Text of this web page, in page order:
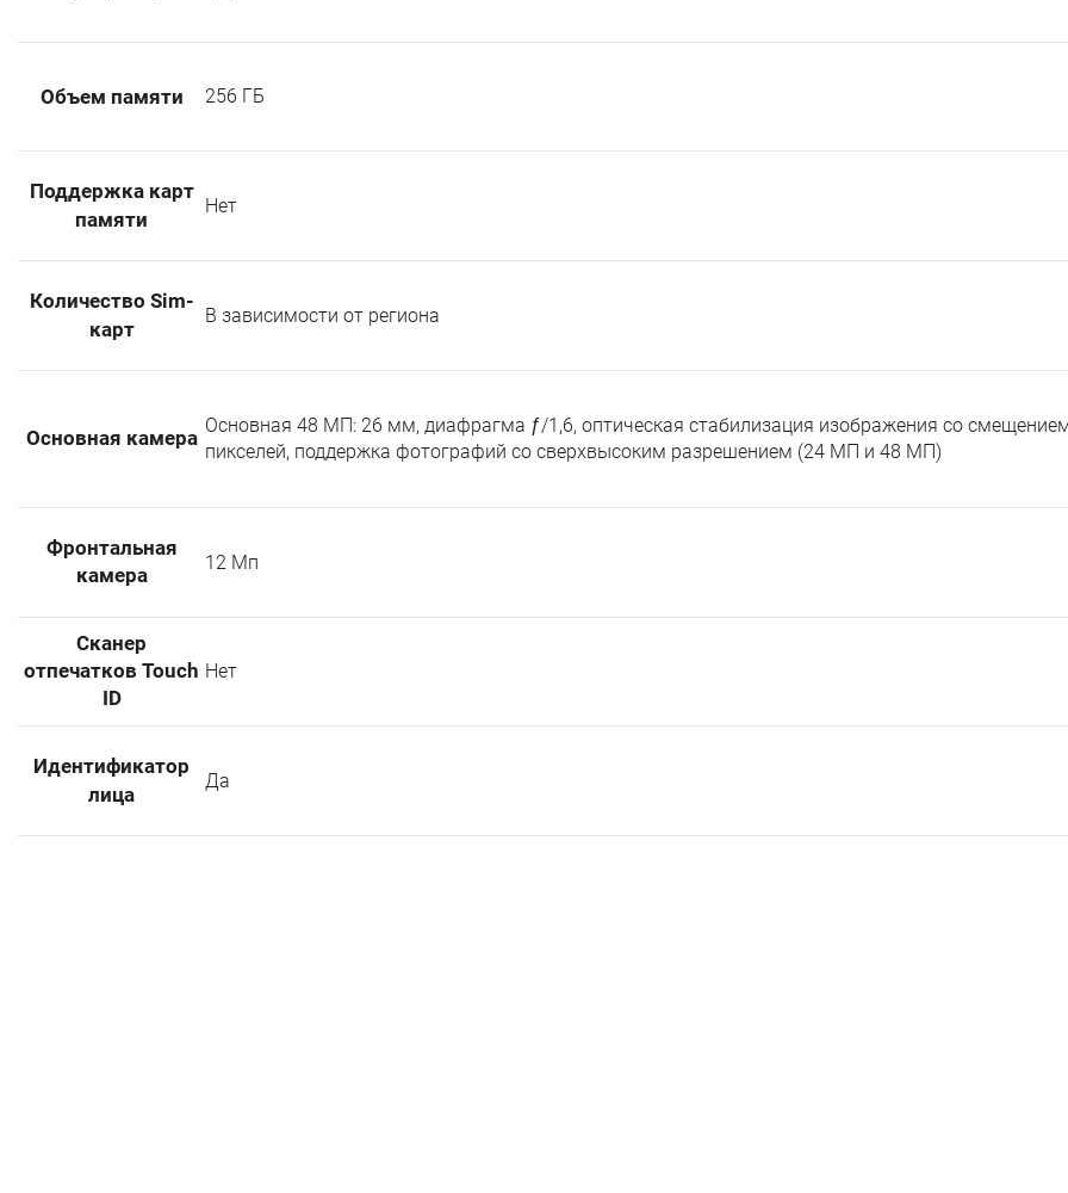
Объем памяти 256 ГБ
Поддержка карт
памяти
Нет
Количество Sim-
карт
В зависимости от региона
Основная камера
Основная 48 МП: 26 мм, диафрагма ƒ/1,6, оптическая стабилизация изображения со
пикселей, поддержка фотографий со сверхвысоким разрешением (24 МП и 48 МП)
Фронтальная
камера
12 Мп
Сканер
отпечатков Touch
ID
Нет
Идентификатор
лица
Да